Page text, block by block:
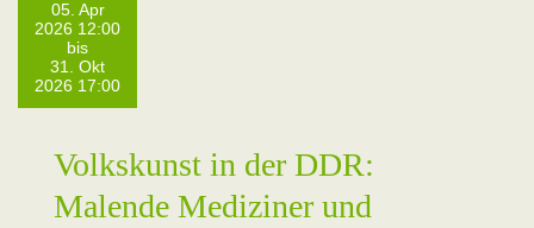
05. Apr
2026 12:00
bis
31. Okt
2026 17:00
Volkskunst in der DDR:
Malende Mediziner und